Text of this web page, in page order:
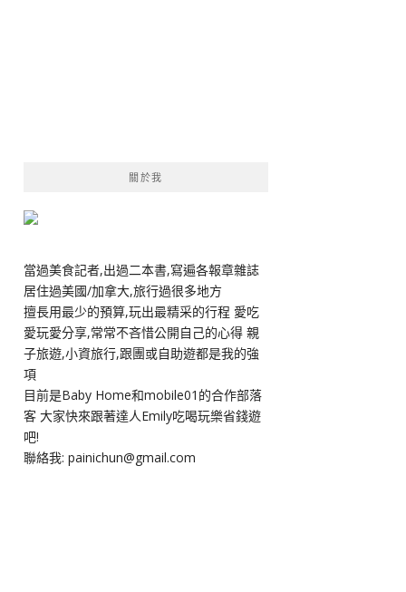
關於我
當過美食記者,出過二本書,寫遍各報章雜誌
居住過美國/加拿大,旅行過很多地方
擅長用最少的預算,玩出最精采的行程 愛吃
愛玩愛分享,常常不吝惜公開自己的心得 親
子旅遊,小資旅行,跟團或自助遊都是我的強
項
目前是Baby Home和mobile01的合作部落
客 大家快來跟著達人Emily吃喝玩樂省錢遊
吧!
聯絡我: painichun@gmail.com